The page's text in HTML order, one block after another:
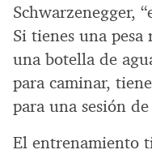
Schwarzenegger,
Si tienes una
una botella de
para caminar,
para una sesión
El entrenamiento